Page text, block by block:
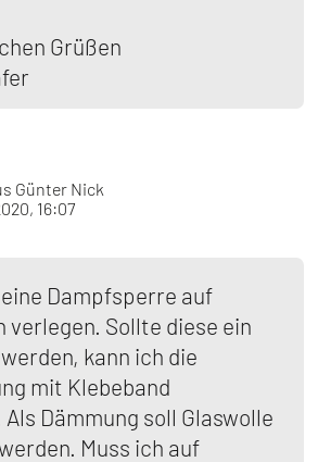
Grüßen
Günter Nick
16:07
Dampfsperre auf
verlegen. Sollte diese ein
kann ich die
mit Klebeband
Dämmung soll Glaswolle
Muss ich auf